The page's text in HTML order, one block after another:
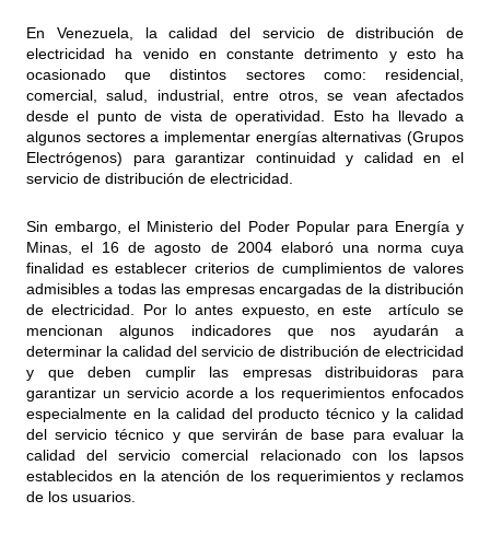
En Venezuela, la calidad del servicio de distribución de
electricidad ha venido en constante detrimento y esto ha
ocasionado que distintos sectores como: residencial,
comercial, salud, industrial, entre otros, se vean afectados
desde el punto de vista de operatividad. Esto ha llevado a
algunos sectores a implementar energías alternativas (Grupos
Electrógenos) para garantizar continuidad y calidad en el
servicio de distribución de electricidad.
Sin embargo, el Ministerio del Poder Popular para Energía y
Minas, el 16 de agosto de 2004 elaboró una norma cuya
finalidad es establecer criterios de cumplimientos de valores
admisibles a todas las empresas encargadas de la distribución
de electricidad. Por lo antes expuesto, en este artículo se
mencionan algunos indicadores que nos ayudarán a
determinar la calidad del servicio de distribución de electricidad
y que deben cumplir las empresas distribuidoras para
garantizar un servicio acorde a los requerimientos enfocados
especialmente en la calidad del producto técnico y la calidad
del servicio técnico y que servirán de base para evaluar la
calidad del servicio comercial relacionado con los lapsos
establecidos en la atención de los requerimientos y reclamos
de los usuarios.